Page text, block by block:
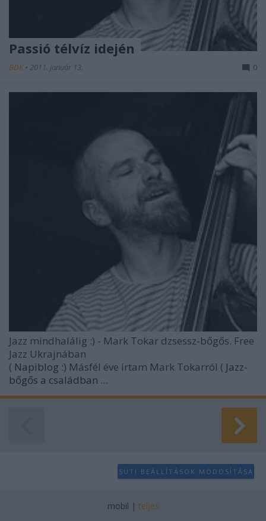
Passió télvíz idején
BDK • 2011. január 13. 0
Jazz mindhalálig :) - Mark Tokar dzsessz-bőgős. Free
Jazz Ukrajnában
( Napiblog :) Másfél éve írtam Mark Tokarról ( Jazz-
bőgős a családban ...
SÜTI BEÁLLÍTÁSOK MÓDOSÍTÁSA
mobil | teljes